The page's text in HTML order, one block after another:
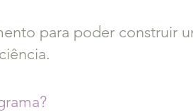
para poder construir